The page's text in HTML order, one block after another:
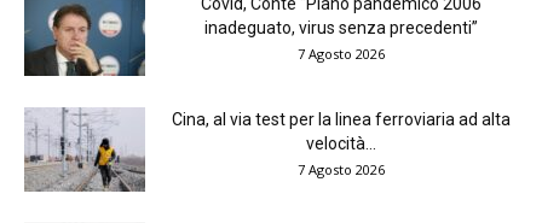
inadeguato, virus senza precedenti”
7 Agosto 2026
Cina, al via test per la linea ferroviaria ad alta
velocità...
7 Agosto 2026